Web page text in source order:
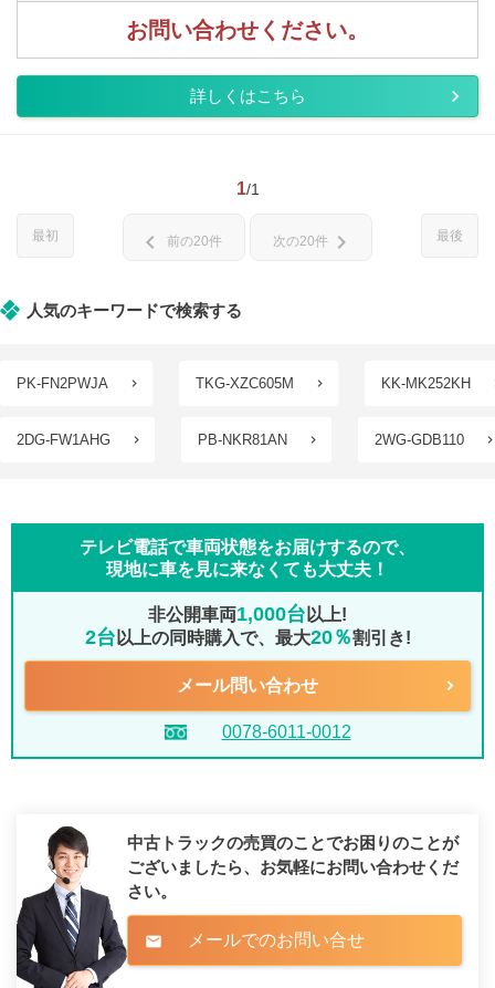
お問い合わせください。
詳しくはこちら
1/1
最初 最後
chevron_left 前の20件 次の20件 chevron_right
人気のキーワードで検索する
PK-FN2PWJA TKG-XZC605M KK-MK252KH
2DG-FW1AHG PB-NKR81AN 2WG-GDB110
テレビ電話で車両状態をお届けするので、
現地に車を見に来なくても大丈夫！
非公開車両1,000台 以上!
2台 以上の同時購入で、最大20％割引き!
メール問い合わせ
0078-6011-0012
中古トラックの売買のことでお困りのことが
ございましたら、 お気軽にお問い合わせくだ
さい。
mail メールでのお問い合せ